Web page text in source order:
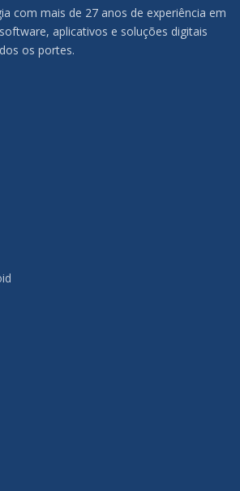
com mais de 27 anos de experiência em
aplicativos e soluções digitais
os portes.